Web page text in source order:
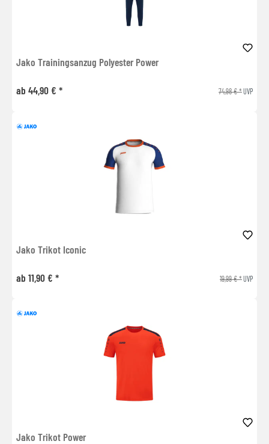
Jako Trainingsanzug Polyester Power
ab 44,90 € * 74,98 € *UVP
Jako Trikot Iconic
ab 11,90 € * 19,99 € *UVP
Jako Trikot Power